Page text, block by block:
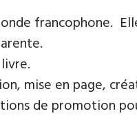
francophone.
mise en page,
de promotion